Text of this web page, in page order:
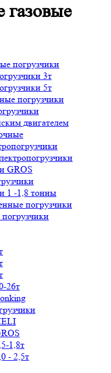
газовые
погрузчики
3т
5т
погрузчики
двигателем
GROS
1 -1,8 тонны
погрузчики
26т
1,8т
- 2,5т